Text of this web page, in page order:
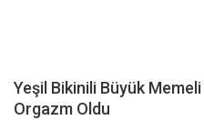
Yeşil Bikinili Büyük Memeli
Orgazm Oldu